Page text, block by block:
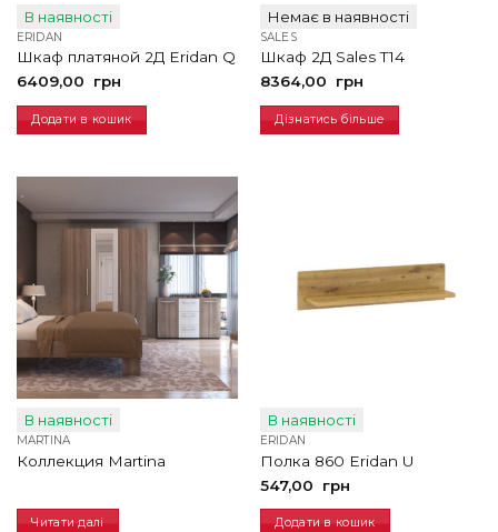
В наявності
ERIDAN
Шкаф платяной 2Д Eridan Q
6409,00
грн
Додати в кошик
Немає в наявності
SALES
Шкаф 2Д Sales T14
8364,00
грн
Дізнатись більше
В наявності
MARTINA
Коллекция Martina
Читати далі
В наявності
ERIDAN
Полка 860 Eridan U
547,00
грн
Додати в кошик